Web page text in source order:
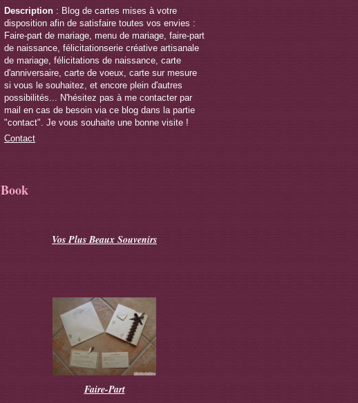
Description : Blog de cartes mises à votre
disposition afin de satisfaire toutes vos envies :
Faire-part de mariage, menu de mariage, faire-part
de naissance, félicitationserie créative artisanale
de mariage, félicitations de naissance, carte
d'anniversaire, carte de voeux, carte sur mesure
si vous le souhaitez, et encore plein d'autres
possibilités... N'hésitez pas à me contacter par
mail en cas de besoin via ce blog dans la partie
"contact". Je vous souhaite une bonne visite !
Contact
Book
Vos Plus Beaux Souvenirs
Faire-Part